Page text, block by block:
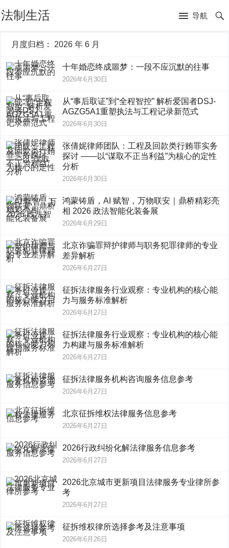
法制生活 导航
月度归档： 2026 年 6 月
十年婚恋终成噩梦：一段不应沉默的往事
2026年6月30日
从“事后取证”到“全程智控” 解析爱国者DSJ-
AGZG5A1重塑执法与工程记录新范式
2026年6月30日
张倩妮律师团队：工程及回款类行贿罪实务
探讨 ——以“谋取不正当利益”为核心的定性
分析
2026年6月30日
鸿蒙铸盾，AI 赋智，万物联安｜鼎桥精彩亮
相 2026 政法智能化装备展
2026年6月29日
北京诈骗罪辩护律师与职务犯罪律师的专业
差异解析
2026年6月27日
征拆法律服务行业观察：专业机构的核心能
力与服务标准解析
2026年6月27日
征拆法律服务行业观察：专业机构的核心能
力构建与服务标准解析
2026年6月27日
征拆法律服务机构咨询服务信息参考
2026年6月27日
北京征拆维权法律服务信息参考
2026年6月27日
2026行政纠纷化解法律服务信息参考
2026年6月27日
2026北京城市更新项目法律服务专业律所参
考
2026年6月27日
征拆维权律所选择参考及注意事项
2026年6月26日